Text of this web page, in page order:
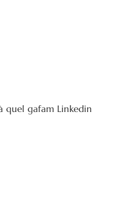
quel gafam Linkedin